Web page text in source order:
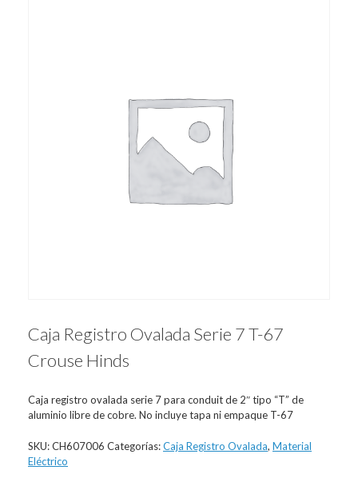
Caja Registro Ovalada Serie 7 T-67
Crouse Hinds
Caja registro ovalada serie 7 para conduit de 2″ tipo “T” de
aluminio libre de cobre. No incluye tapa ni empaque T-67
SKU:CH607006 Categorías:Caja Registro Ovalada, Material
Eléctrico